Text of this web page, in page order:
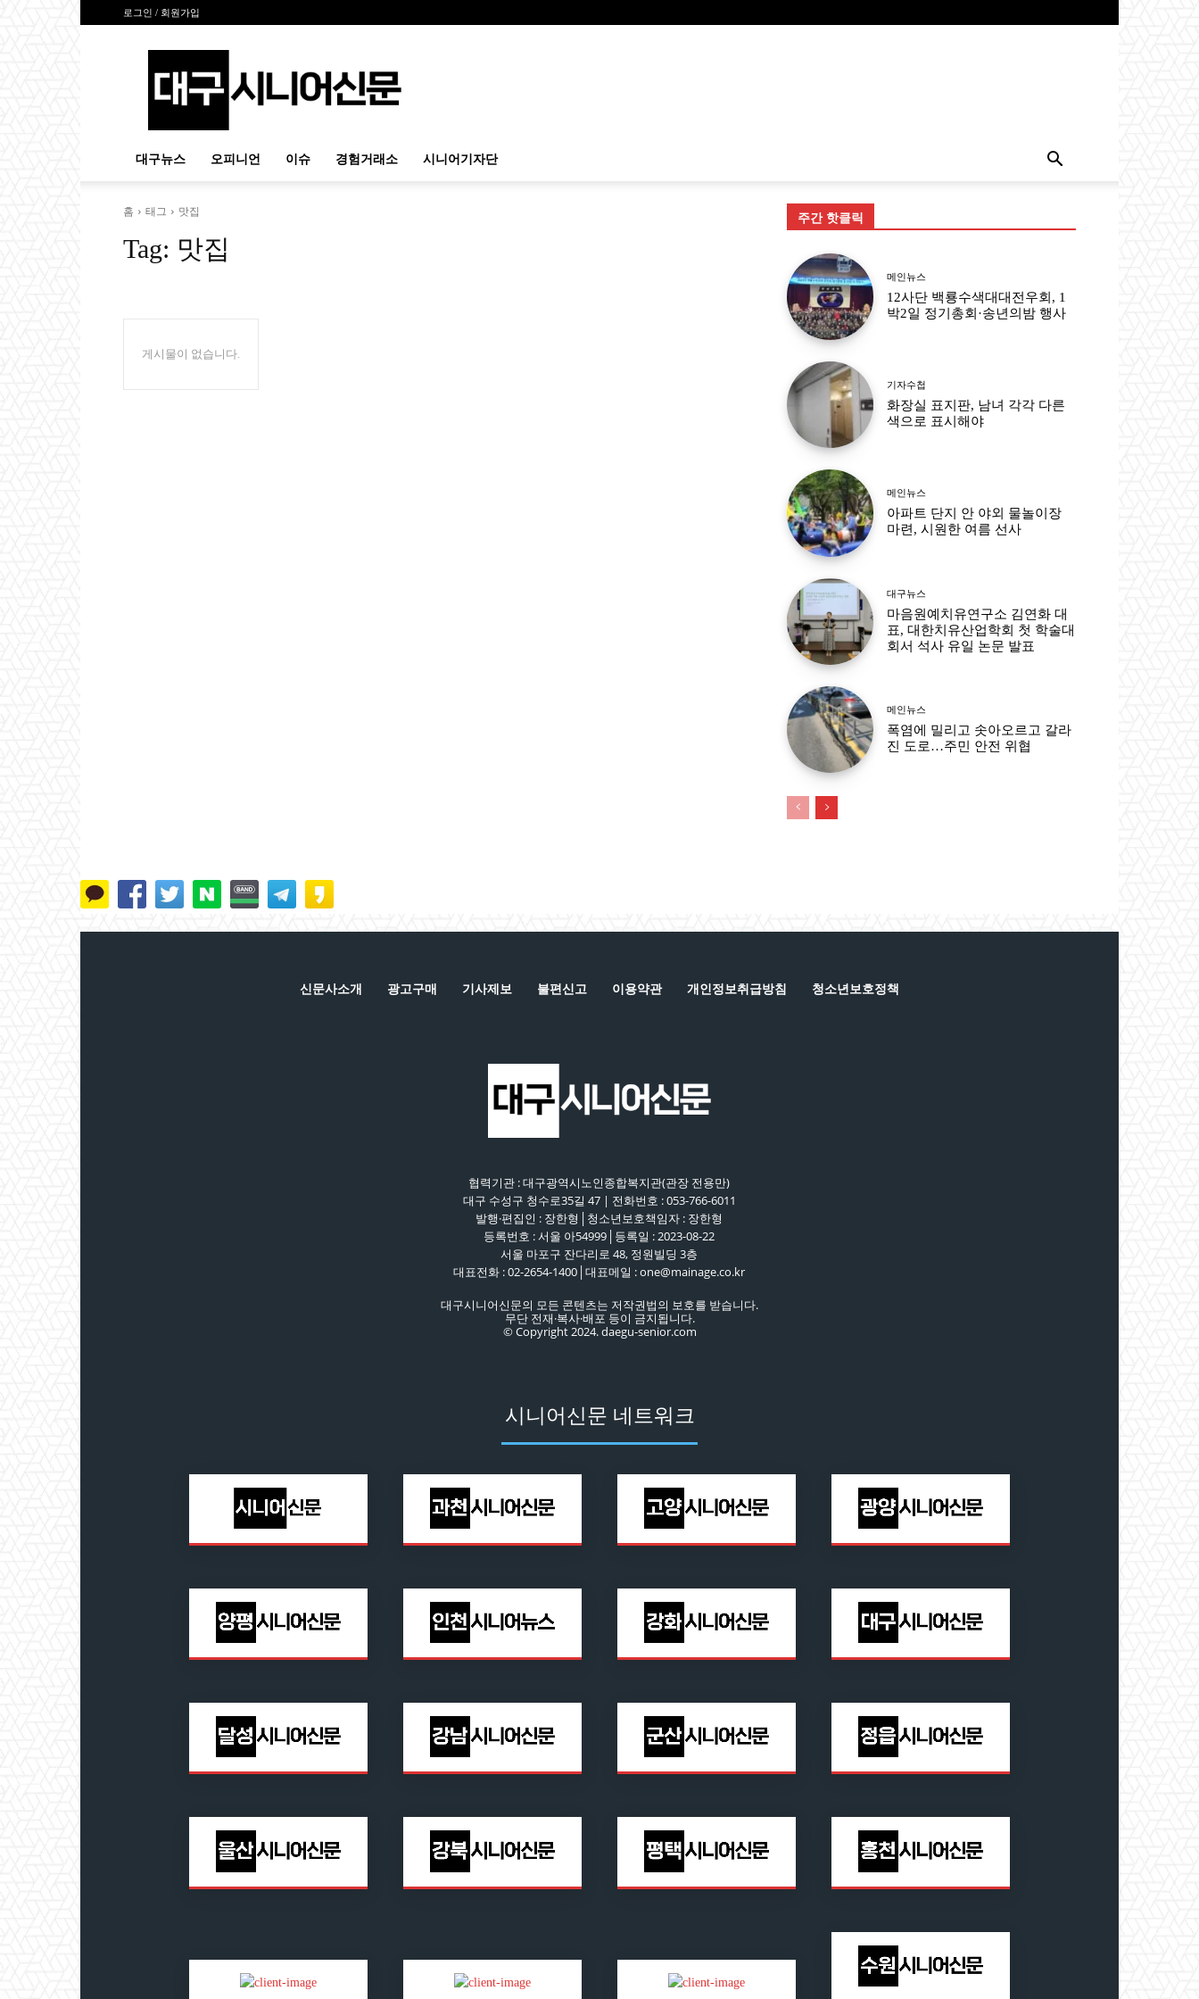
로그인 / 회원가입
시
대구뉴스 오피니언 이슈 경험거래소 시니어기자단
홈 태그 맛집
Tag: 맛집
게시물이 없습니다.
주간 핫클릭
메인뉴스
12사단 백룡수색대대전우회, 1
박2일 정기총회·송년의밤 행사
기자수첩
화장실 표지판, 남녀 각각 다른
색으로 표시해야
메인뉴스
아파트 단지 안 야외 물놀이장
마련, 시원한 여름 선사
대구뉴스
마음원예치유연구소 김연화 대
표, 대한치유산업학회 첫 학술대
회서 석사 유일 논문 발표
메인뉴스
폭염에 밀리고 솟아오르고 갈라
진 도로…주민 안전 위협
신문사소개 광고구매 기사제보 불편신고 이용약관 개인정보취급방침 청소년보호정책
협력기관 : 대구광역시노인종합복지관(관장 전용만)
대구 수성구 청수로35길 47 | 전화번호 : 053-766-6011
발행·편집인 : 장한형│청소년보호책임자 : 장한형
등록번호 : 서울 아54999│등록일 : 2023-08-22
서울 마포구 잔다리로 48, 정원빌딩 3층
대표전화 : 02-2654-1400│대표메일 : one@mainage.co.kr
대구시니어신문의 모든 콘텐츠는 저작권법의 보호를 받습니다.
무단 전재·복사·배포 등이 금지됩니다.
© Copyright 2024. daegu-senior.com
시니어신문 네트워크